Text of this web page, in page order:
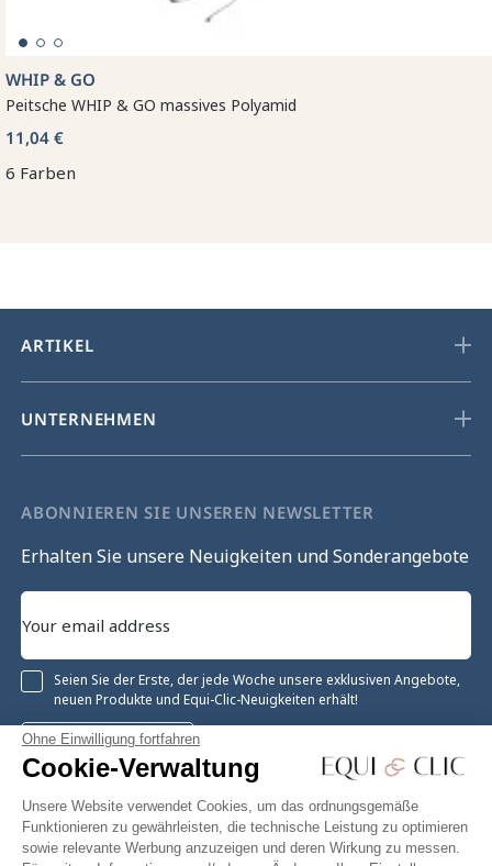
Ohne Einwilligung fortfahren
Cookie-Verwaltung
Unsere Website verwendet Cookies, um das ordnungsgemäße
Funktionieren zu gewährleisten, die technische Leistung zu optimieren
sowie relevante Werbung anzuzeigen und deren Wirkung zu messen.
WHIP & GO
Peitsche WHIP & GO massives Polyamid
11,04 €
6 Farben
ARTIKEL
UNTERNEHMEN
ABONNIEREN SIE UNSEREN NEWSLETTER
Erhalten Sie unsere Neuigkeiten und Sonderangebote
Seien Sie der Erste, der jede Woche unsere exklusiven Angebote,
neuen Produkte und Equi-Clic-Neuigkeiten erhält!
Registrieren
Facebook Twitter
YouTube
Pinterest
Instagram